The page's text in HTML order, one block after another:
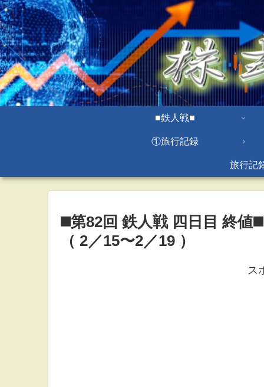
■鉄人戦■
①旅行記録
旅行記
◼️第82回 鉄人戦 四日目 終値◼️
（ 2／15〜2／19 ）
ス